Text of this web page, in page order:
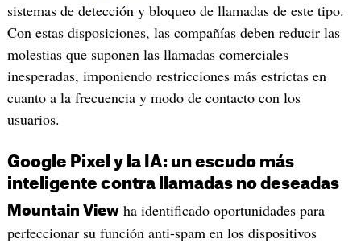
sistemas de detección y bloqueo de llamadas de este tipo.
Con estas disposiciones, las compañías deben reducir las
molestias que suponen las llamadas comerciales
inesperadas, imponiendo restricciones más estrictas en
cuanto a la frecuencia y modo de contacto con los
usuarios.
Google Pixel y la IA: un escudo más
inteligente contra llamadas no deseadas
Mountain Viewha identificado oportunidades para
perfeccionar su función anti-spam en los dispositivos